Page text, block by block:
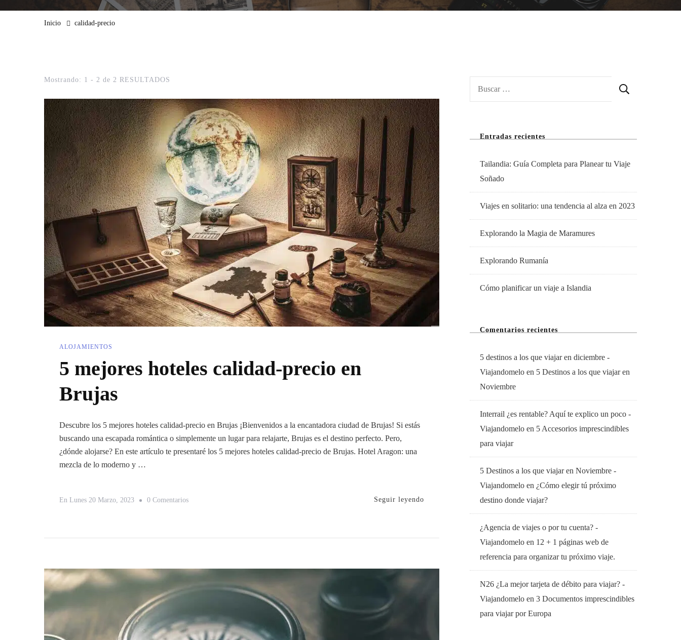
Inicio calidad-precio
Mostrando: 1 - 2 de 2 RESULTADOS
ALOJAMIENTOS
5 mejores hoteles calidad-precio en
Brujas
Descubre los 5 mejores hoteles calidad-precio en Brujas ¡Bienvenidos a la encantadora ciudad de Brujas! Si estás
buscando una escapada romántica o simplemente un lugar para relajarte, Brujas es el destino perfecto. Pero,
¿dónde alojarse? En este artículo te presentaré los 5 mejores hoteles calidad-precio de Brujas. Hotel Aragon: una
mezcla de lo moderno y …
En Lunes 20 Marzo, 2023 0 ComentariosEn
Precio
Seguir leyendo
Entradas recientes
Tailandia: Guía Completa para Planear tu Viaje
Soñado
Viajes en solitario: una tendencia al alza en 2023
Explorando la Magia de Maramures
Explorando Rumanía
Cómo planificar un viaje a Islandia
Comentarios recientes
5 destinos a los que viajar en diciembre -
Viajandomelo en 5 Destinos a los que viajar en
Noviembre
Interrail ¿es rentable? Aquí te explico un poco -
Viajandomelo en 5 Accesorios imprescindibles
para viajar
5 Destinos a los que viajar en Noviembre -
Viajandomelo en ¿Cómo elegir tú próximo
destino donde viajar?
¿Agencia de viajes o por tu cuenta? -
Viajandomelo en 12 + 1 páginas web de
referencia para organizar tu próximo viaje.
N26 ¿La mejor tarjeta de débito para viajar? -
Viajandomelo en 3 Documentos imprescindibles
para viajar por Europa